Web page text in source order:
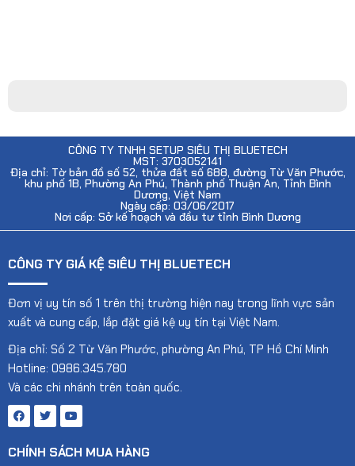
CÔNG TY TNHH SETUP SIÊU THỊ BLUETECH
MST: 3703052141
Địa chỉ: Tờ bản đồ số 52, thửa đất số 688, đường Từ Văn Phước,
khu phố 1B, Phường An Phú, Thành phố Thuận An, Tỉnh Bình
Dương, Việt Nam
Ngày cấp: 03/06/2017
Nơi cấp: Sở kế hoạch và đầu tư tỉnh Bình Dương
CÔNG TY GIÁ KỆ SIÊU THỊ BLUETECH
Đơn vị uy tín số 1 trên thị trường hiện nay trong lĩnh vực sản
xuất và cung cấp, lắp đặt giá kệ uy tín tại Việt Nam.
Địa chỉ: Số 2 Từ Văn Phước, phường An Phú, TP Hồ Chí Minh
Hotline: 0986.345.780
Và các chi nhánh trên toàn quốc.
CHÍNH SÁCH MUA HÀNG